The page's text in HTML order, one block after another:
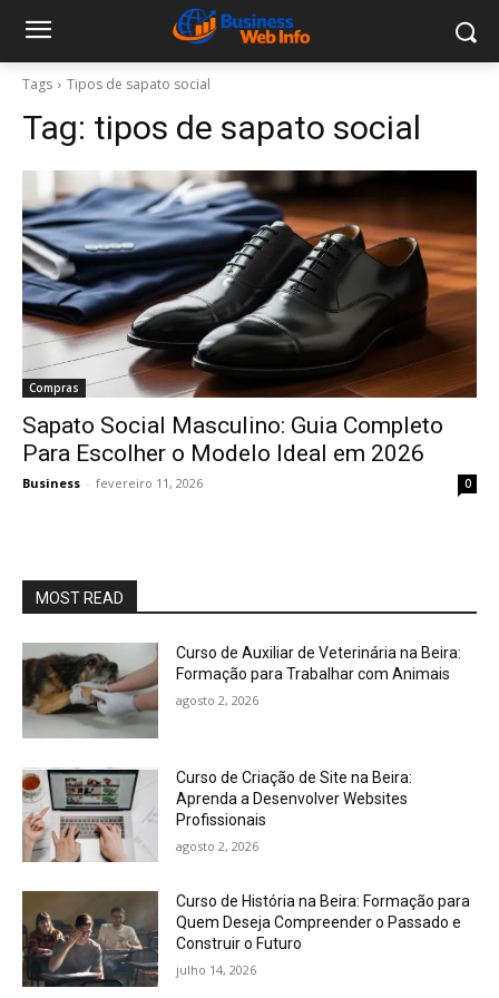
Tags Tipos de sapato social
Tag: tipos de sapato social
Compras
Sapato Social Masculino: Guia Completo
Para Escolher o Modelo Ideal em 2026
Business - fevereiro 11, 2026 0
MOST READ
Curso de Auxiliar de Veterinária na Beira:
Formação para Trabalhar com Animais
agosto 2, 2026
Curso de Criação de Site na Beira:
Aprenda a Desenvolver Websites
Profissionais
agosto 2, 2026
Curso de História na Beira: Formação para
Quem Deseja Compreender o Passado e
Construir o Futuro
julho 14, 2026